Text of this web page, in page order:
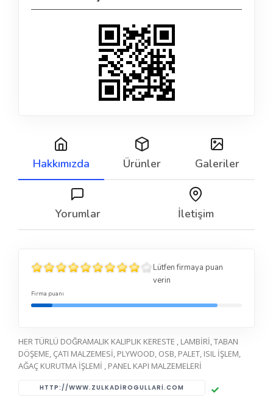
Hakkımızda Ürünler Galeriler
Yorumlar İletişim
Lütfen firmaya puan
verin
Firma puanı
HER TÜRLÜ DOĞRAMALIK KALIPLIK KERESTE , LAMBİRİ, TABAN
DÖŞEME, ÇATI MALZEMESİ, PLYWOOD, OSB, PALET, ISIL İŞLEM,
AĞAÇ KURUTMA İŞLEMİ , PANEL KAPI MALZEMELERİ
HTTP://WWW.ZULKADIROGULLARI.COM